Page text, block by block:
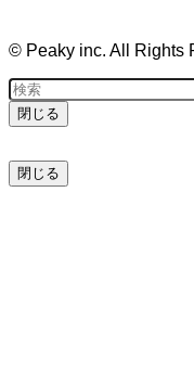
© Peaky inc. All Rights
閉じる
閉じる